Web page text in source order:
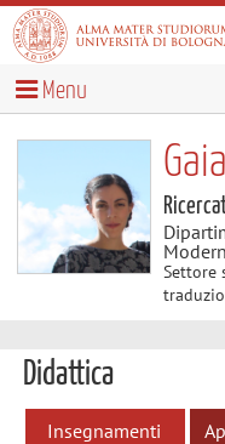
Menu
Settore
Didattica
Insegnamenti